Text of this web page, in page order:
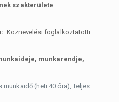
szakterülete
Köznevelési foglalkoztatotti
munkarendje,
munkaidő (heti 40 óra), Teljes